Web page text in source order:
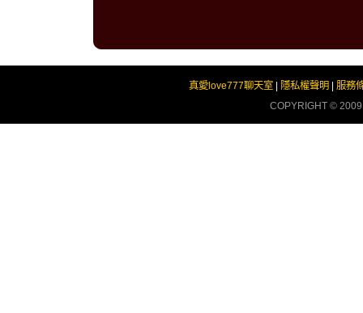
真愛love777聊天室| 隱私權聲明
服務
COPYRIGHT ©